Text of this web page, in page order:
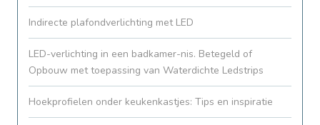
Indirecte plafondverlichting met LED
LED-verlichting in een badkamer-nis. Betegeld of
Opbouw met toepassing van Waterdichte Ledstrips
Hoekprofielen onder keukenkastjes: Tips en inspiratie